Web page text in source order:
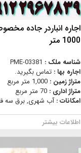
اجاره انباردر جاده
1000 متر
شناسه ملک : PME-03381
اجاره بها : تماس بگیرید.
متراژ زمین : 1,000 متر مربع
متراژ اداری : 70 متر مربع
امکانات :آب شهری, برق سه
اطلاعات بیشتر